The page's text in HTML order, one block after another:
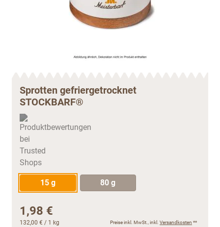
Sprotten gefriergetrocknet
STOCKBARF®
15 g 80 g
1,98 €
132,00 € / 1 kg Preise inkl. MwSt., inkl. Versandkosten **